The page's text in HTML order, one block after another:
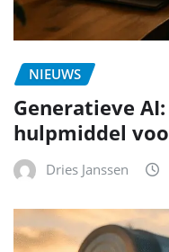
NIEUWS
Generatieve
hulpmiddel
Dries Janssen